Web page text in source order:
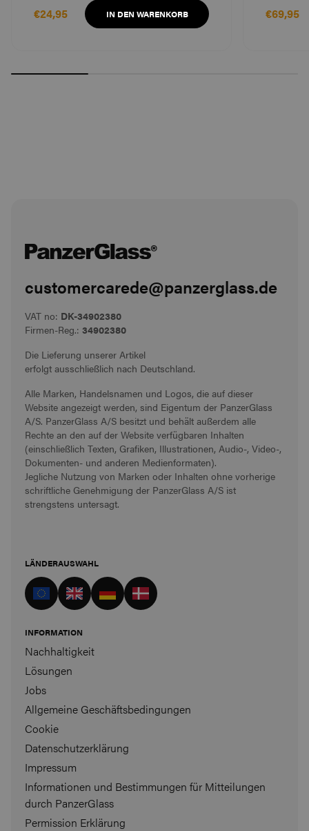
€24,95 IN DEN WARENKORB €69,95
customercarede@panzerglass.de
VAT no: DK-34902380
Firmen-Reg.: 34902380
Die Lieferung unserer Artikel
erfolgt ausschließlich nach Deutschland.
Alle Marken, Handelsnamen und Logos, die auf dieser
Website angezeigt werden, sind Eigentum der PanzerGlass
A/S. PanzerGlass A/S besitzt und behält außerdem alle
Rechte an den auf der Website verfügbaren Inhalten
(einschließlich Texten, Grafiken, Illustrationen, Audio-, Video-,
Dokumenten- und anderen Medienformaten).
Jegliche Nutzung von Marken oder Inhalten ohne vorherige
schriftliche Genehmigung der PanzerGlass A/S ist
strengstens untersagt.
LÄNDERAUSWAHL
INFORMATION
Nachhaltigkeit
Lösungen
Jobs
Allgemeine Geschäftsbedingungen
Cookie
Datenschutzerklärung
Impressum
Informationen und Bestimmungen für Mitteilungen
durch PanzerGlass
Permission Erklärung